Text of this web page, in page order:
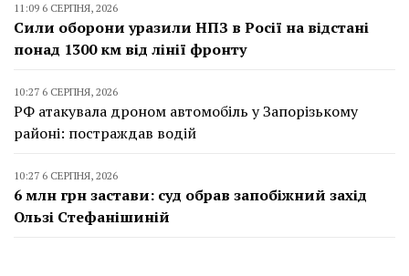
11:09 6 СЕРПНЯ, 2026
Сили оборони уразили НПЗ в Росії на відстані
понад 1300 км від лінії фронту
10:27 6 СЕРПНЯ, 2026
РФ атакувала дроном автомобіль у Запорізькому
районі: постраждав водій
10:27 6 СЕРПНЯ, 2026
6 млн грн застави: суд обрав запобіжний захід
Ользі Стефанішиній